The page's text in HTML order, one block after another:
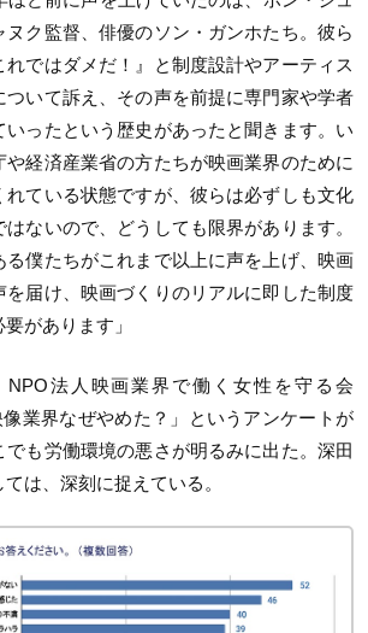
ヌク監督、俳優のソン・ガンホたち。彼ら
れではダメだ！』と制度設計やアーティス
ついて訴え、その声を前提に専門家や学者
いったという歴史があったと聞きます。い
や経済産業省の方たちが映画業界のために
れている状態ですが、彼らは必ずしも文化
ないので、どうしても限界があります。
る僕たちがこれまで以上に声を上げ、映画
を届け、映画づくりのリアルに即した制度
があります」
法人映画業界で働く女性を守る会
像業界なぜやめた？」というアンケートが
も労働環境の悪さが明るみに出た。深田
は、深刻に捉えている。